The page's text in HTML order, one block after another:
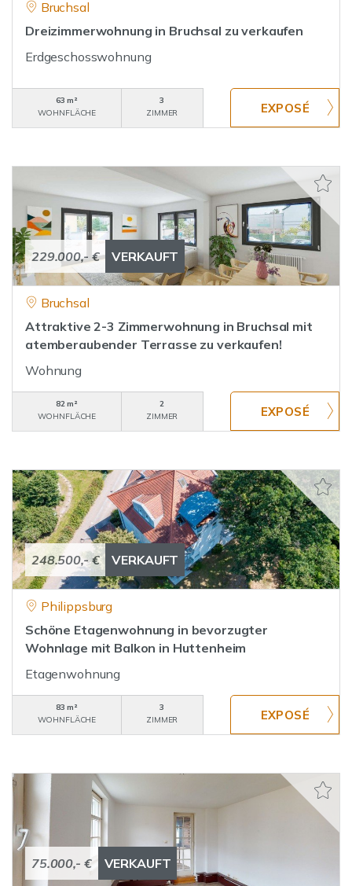
Bruchsal
Dreizimmerwohnung in Bruchsal zu verkaufen
Erdgeschosswohnung
63 m²
WOHNFLÄCHE
3
ZIMMER
229.000,- € VERKAUFT
Bruchsal
Attraktive 2-3 Zimmerwohnung in Bruchsal mit
atemberaubender Terrasse zu verkaufen!
Wohnung
82 m²
WOHNFLÄCHE
2
ZIMMER
248.500,- € VERKAUFT
Philippsburg
Schöne Etagenwohnung in bevorzugter
Wohnlage mit Balkon in Huttenheim
Etagenwohnung
83 m²
WOHNFLÄCHE
3
ZIMMER
75.000,- € VERKAUFT